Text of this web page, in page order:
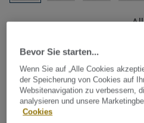
Tarkett Zubehör Komplettsortiment
Schweißschnur
- Unicoloured
0632
Bevor Sie starten...
Wenn Sie auf „Alle Cookies
der Speicherung von Cookies auf
Websitenavigation zu verbessern,
analysieren und unsere
Cookies